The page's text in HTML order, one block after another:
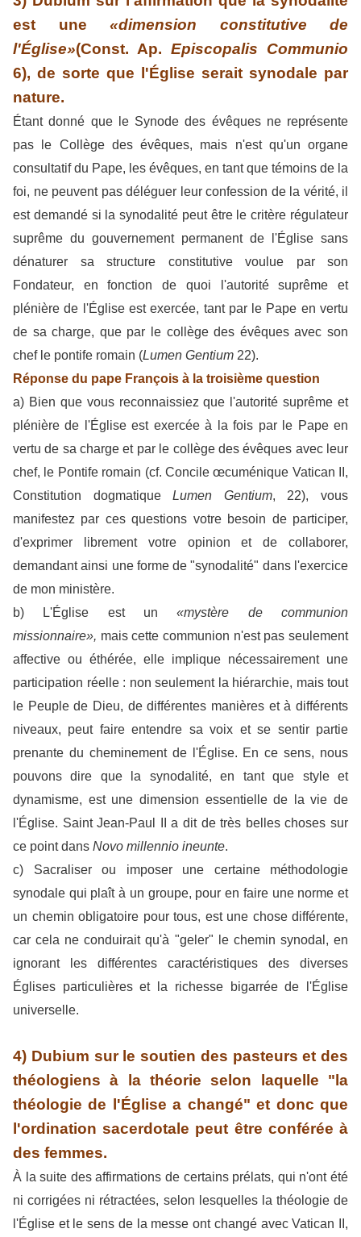
est une «dimension constitutive de
l'Église»(Const. Ap. Episcopalis Communio
6), de sorte que l'Église serait synodale par
nature.
Étant donné que le Synode des évêques ne représente
pas le Collège des évêques, mais n'est qu'un organe
consultatif du Pape, les évêques, en tant que témoins de la
foi, ne peuvent pas déléguer leur confession de la vérité, il
est demandé si la synodalité peut être le critère régulateur
suprême du gouvernement permanent de l'Église sans
dénaturer sa structure constitutive voulue par son
Fondateur, en fonction de quoi l'autorité suprême et
plénière de l'Église est exercée, tant par le Pape en vertu
de sa charge, que par le collège des évêques avec son
chef le pontife romain (Lumen Gentium 22).
Réponse du pape François à la troisième question
a) Bien que vous reconnaissiez que l'autorité suprême et
plénière de l'Église est exercée à la fois par le Pape en
vertu de sa charge et par le collège des évêques avec leur
chef, le Pontife romain (cf. Concile œcuménique Vatican II,
Constitution dogmatiqueLumen Gentium, 22), vous
manifestez par ces questions votre besoin de participer,
d'exprimer librement votre opinion et de collaborer,
demandant ainsi une forme de "synodalité" dans l'exercice
de mon ministère.
b) L'Église est un«mystère de communion
missionnaire», mais cette communion n'est pas seulement
affective ou éthérée, elle implique nécessairement une
participation réelle : non seulement la hiérarchie, mais tout
le Peuple de Dieu, de différentes manières et à différents
niveaux, peut faire entendre sa voix et se sentir partie
prenante du cheminement de l'Église. En ce sens, nous
pouvons dire que la synodalité, en tant que style et
dynamisme, est une dimension essentielle de la vie de
l'Église. Saint Jean-Paul II a dit de très belles choses sur
ce point dans Novo millennio ineunte.
c) Sacraliser ou imposer une certaine méthodologie
synodale qui plaît à un groupe, pour en faire une norme et
un chemin obligatoire pour tous, est une chose différente,
car cela ne conduirait qu'à "geler" le chemin synodal, en
ignorant les différentes caractéristiques des diverses
Églises particulières et la richesse bigarrée de l'Église
universelle.
4) Dubium sur le soutien des pasteurs et des
théologiens à la théorie selon laquelle "la
théologie de l'Église a changé" et donc que
l'ordination sacerdotale peut être conférée à
des femmes.
À la suite des affirmations de certains prélats, qui n'ont été
ni corrigées ni rétractées, selon lesquelles la théologie de
l'Église et le sens de la messe ont changé avec Vatican II,